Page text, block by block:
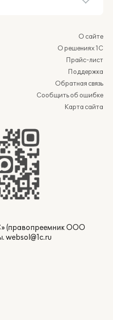
О сайте
О решениях 1С
Прайс-лист
Поддержка
Обратная связь
Сообщить об ошибке
Карта сайта
(правопреемник ООО
websol@1c.ru